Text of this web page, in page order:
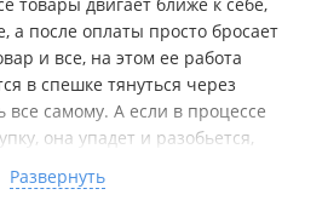
а после оплаты просто бросает
и все, на этом ее работа
в спешке тянуться через
все самому. А если в процессе
она упадет и разобьется,
Развернуть